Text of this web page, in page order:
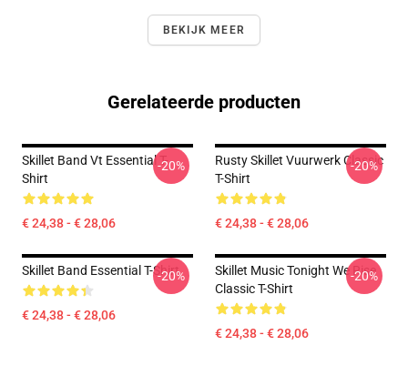
BEKIJK MEER
Gerelateerde producten
Skillet Band Vt Essential T-
Shirt
€ 24,38 - € 28,06
-20%
Rusty Skillet Vuurwerk Classic
T-Shirt
€ 24,38 - € 28,06
-20%
Skillet Band Essential T-Shirt
€ 24,38 - € 28,06
-20%
Skillet Music Tonight We Rise
Classic T-Shirt
€ 24,38 - € 28,06
-20%